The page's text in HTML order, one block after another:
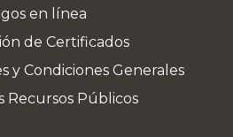
en línea
de Certificados
y Condiciones Generales
Recursos Públicos